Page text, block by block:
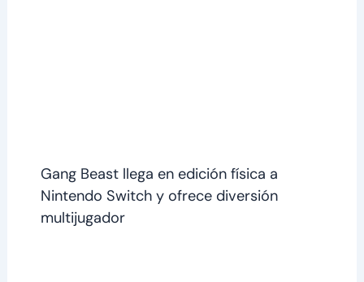
Gang Beast llega en edición física a
Nintendo Switch y ofrece diversión
multijugador